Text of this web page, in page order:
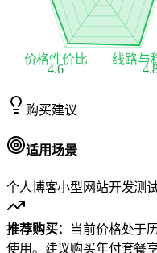
线路与
价格性价比
4.6
购买建议
适用场景
个人博客小型网站开发测
推荐购买：
当前价格处于
使用。建议购买年付套餐